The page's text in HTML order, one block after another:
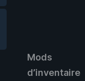
Mods
d’inventaire